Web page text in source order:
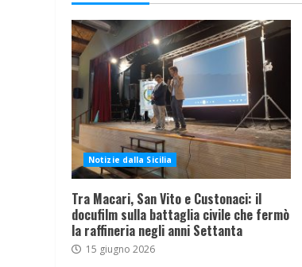
Notizie dalla Sicilia
Tra Macari, San Vito e Custonaci: il
docufilm sulla battaglia civile che fermò
la raffineria negli anni Settanta
15 giugno 2026